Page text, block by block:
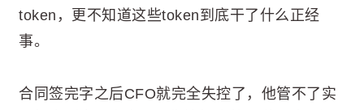
token，更不知道这些token到底干了什么正经
事。
合同签完字之后CFO就完全失控了，他管不了实